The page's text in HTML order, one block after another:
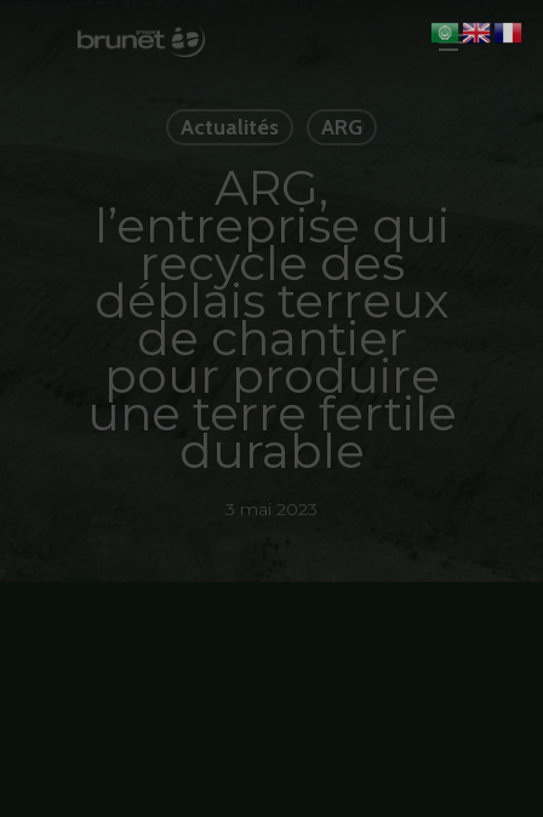
Menu
Actualités ARG
ARG,
l’entreprise qui
recycle des
déblais terreux
de chantier
pour produire
une terre fertile
durable
3 mai 2023